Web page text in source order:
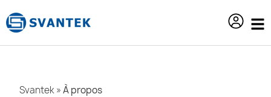
principal
Svantek»À propos